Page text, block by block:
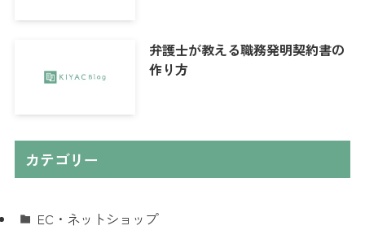
弁護士が教える職務発明契約書の
作り方
カテゴリー
EC・ネットショップ